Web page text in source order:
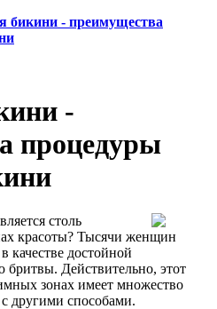
бикини - преимущества
-
процедуры
столь
красоты? Тысячи женщин
в качестве достойной
бритвы. Действительно, этот
зонах имеет множество
другими способами.